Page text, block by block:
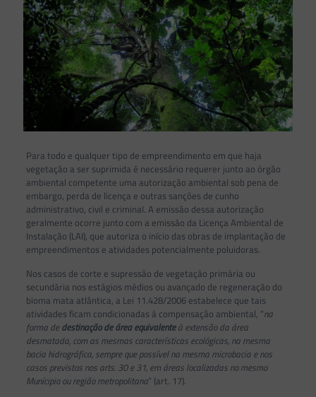
Para todo e qualquer tipo de empreendimento em que haja
vegetação a ser suprimida é necessário requerer junto ao órgão
ambiental competente uma autorização ambiental sob pena de
embargo, perda de licença e outras sanções de cunho
administrativo, civil e criminal. A emissão dessa autorização
geralmente ocorre junto com a emissão da Licença Ambiental de
Instalação (LAI), que autoriza o início das obras de implantação de
empreendimentos e atividades potencialmente poluidoras.
Nos casos de corte e supressão de vegetação primária ou
secundária nos estágios médios ou avançado de regeneração do
bioma mata atlântica, a Lei 11.428/2006 estabelece que tais
atividades ficam condicionadas à compensação ambiental, “na
forma dedestinação de área equivalenteà extensão da área
desmatada, com as mesmas características ecológicas, na mesma
bacia hidrográfica, sempre que possível na mesma microbacia e nos
casos previstos nos arts. 30 e 31, em áreas localizadas no mesmo
Munícipio ou região metropolitana” (art. 17).